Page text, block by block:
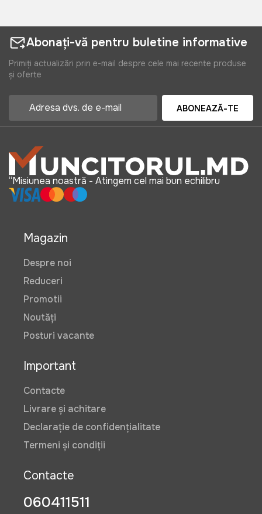
Abonați-vă pentru buletine informative
Primiți actualizări prin e-mail despre cele mai recente produse
și oferte
ABONEAZĂ-TE
“Misiunea noastră - Atingem cel mai bun echilibru
Magazin
Despre noi
Reduceri
Promotii
Noutăți
Posturi vacante
Important
Contacte
Livrare și achitare
Declarație de confidențialitate
Termeni și condiții
Contacte
060411511